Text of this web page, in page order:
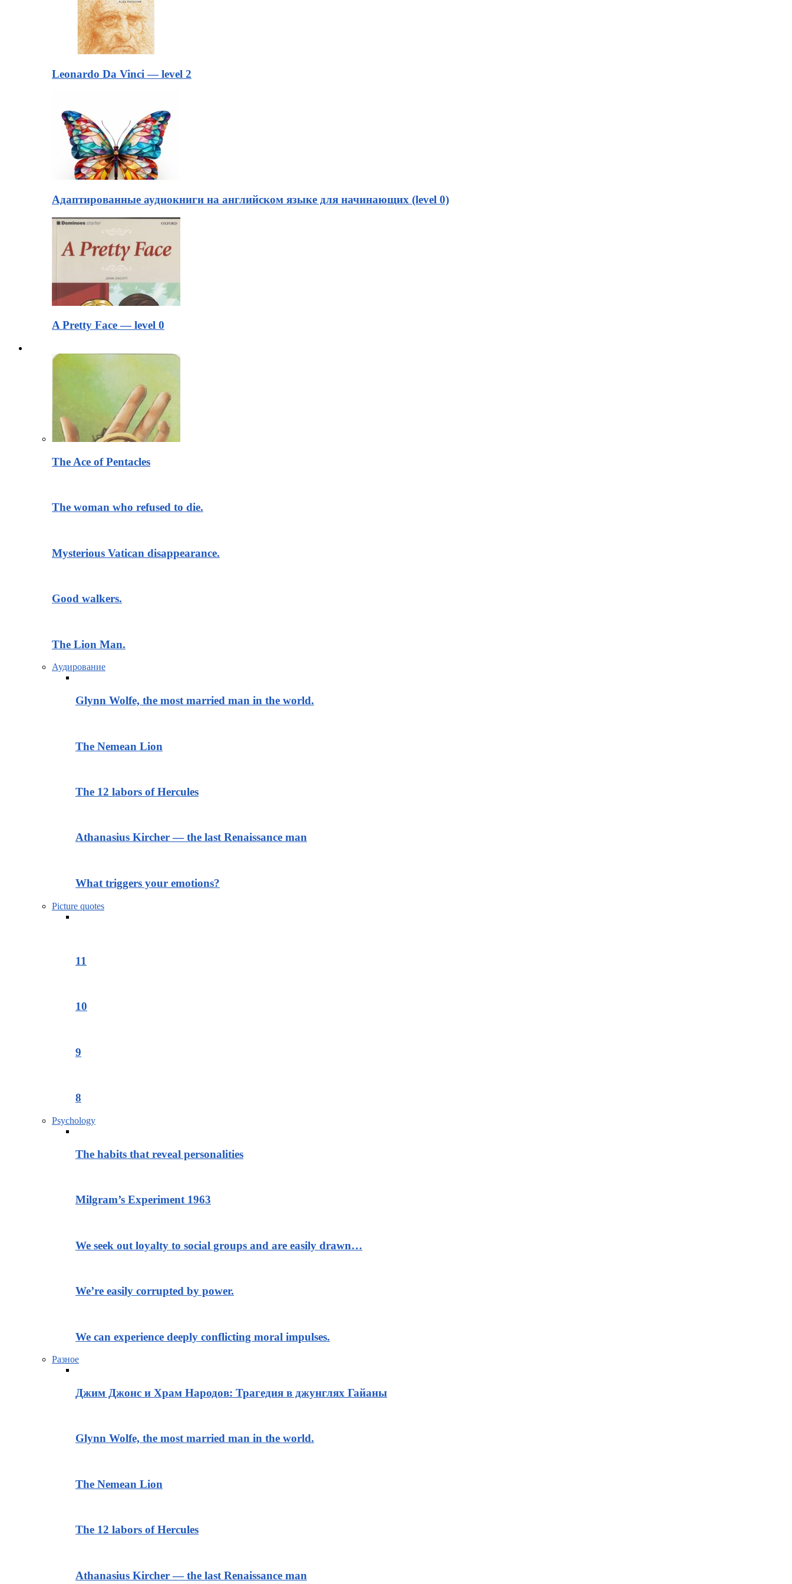
Leonardo Da Vinci — level 2
Адаптированные аудиокниги на английском языке для начинающих (level 0)
A Pretty Face — level 0
The Ace of Pentacles
The woman who refused to die.
Mysterious Vatican disappearance.
Good walkers.
The Lion Man.
Аудирование
Glynn Wolfe, the most married man in the world.
The Nemean Lion
The 12 labors of Hercules
Athanasius Kircher — the last Renaissance man
What triggers your emotions?
Picture quotes
11
10
9
8
Psychology
The habits that reveal personalities
Milgram’s Experiment 1963
We seek out loyalty to social groups and are easily drawn…
We’re easily corrupted by power.
We can experience deeply conflicting moral impulses.
Разное
Джим Джонс и Храм Народов: Трагедия в джунглях Гайаны
Glynn Wolfe, the most married man in the world.
The Nemean Lion
The 12 labors of Hercules
Athanasius Kircher — the last Renaissance man